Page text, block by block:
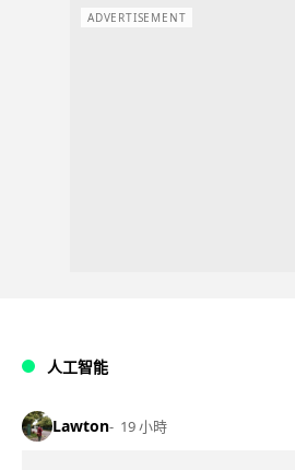
ADVERTISEMENT
人工智能
Lawton 19 小時